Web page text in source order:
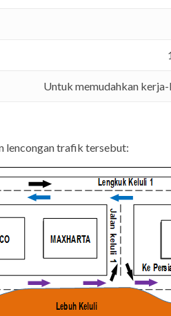
Untuk memudahkan
lencongan trafik tersebut: